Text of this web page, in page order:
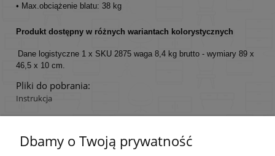
• Max.obciążenie blatu: 38 kg
Produkt dostępny w różnych wariantach kolorystycznych
Dane logistyczne 1 x SKU 2875 waga 8,4 kg brutto - wymiary 89 x
46,5 x 10 cm.
Pliki do pobrania:
Instrukcja
Pomoc
Dbamy o Twoją prywatność